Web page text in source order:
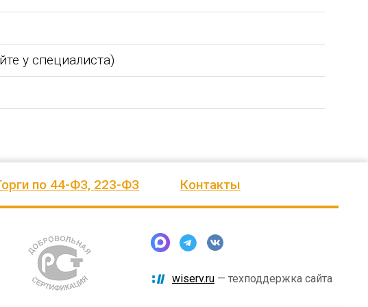
у специалиста)
по 44-ФЗ, 223-ФЗ Контакты
wiserv.ru — техподдержка сайта